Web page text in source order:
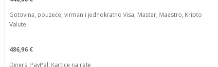
Gotovina, pouzeće, virman i jednokratno Visa, Master, Maestro, Kripto
Valute
486,96 €
Diners, PayPal, Kartice na rate